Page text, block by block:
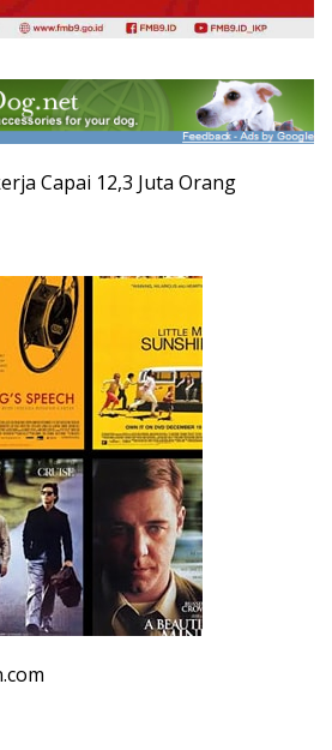
Capai 12,3 Juta Orang